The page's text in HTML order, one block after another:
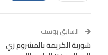
Tumblr
البريد الإلكتروني
السابق بوست
شوربة الكريمة بالمشروم زي